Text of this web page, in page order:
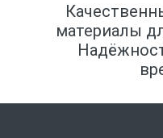
материалы